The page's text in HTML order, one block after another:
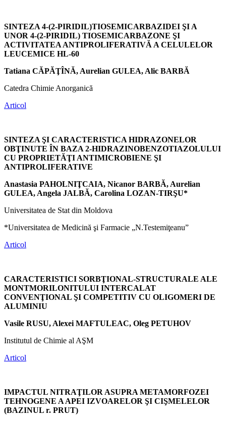
SINTEZA 4-(2-PIRIDIL)TIOSEMICARBAZIDEI ŞI A
UNOR 4-(2-PIRIDIL) TIOSEMICARBAZONE ŞI
ACTIVITATEA ANTIPROLIFERATIVĂ A CELULELOR
LEUCEMICE HL-60
Tatiana CĂPĂŢÎNĂ, Aurelian GULEA, Alic BARBĂ
Catedra Chimie Anorganică
Articol
SINTEZA ŞI CARACTERISTICA HIDRAZONELOR
OBŢINUTE ÎN BAZA 2-HIDRAZINOBENZOTIAZOLULUI
CU PROPRIETĂŢI ANTIMICROBIENE ŞI
ANTIPROLIFERATIVE
Anastasia PAHOLNIŢCAIA, Nicanor BARBĂ, Aurelian
GULEA, Angela JALBĂ, Carolina LOZAN-TIRŞU*
Universitatea de Stat din Moldova
*Universitatea de Medicină şi Farmacie „N.Testemiţeanu”
Articol
CARACTERISTICI SORBŢIONAL-STRUCTURALE ALE
MONTMORILONITULUI INTERCALAT
CONVENŢIONAL ŞI COMPETITIV CU OLIGOMERI DE
ALUMINIU
Vasile RUSU, Alexei MAFTULEAC, Oleg PETUHOV
Institutul de Chimie al AŞM
Articol
IMPACTUL NITRAŢILOR ASUPRA METAMORFOZEI
TEHNOGENE A APEI IZVOARELOR ŞI CIŞMELELOR
(BAZINUL r. PRUT)